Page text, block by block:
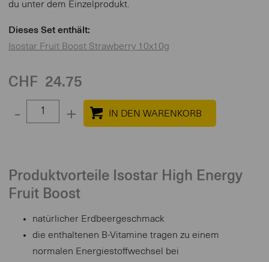
du unter dem Einzelprodukt.
Dieses Set enthält:
Isostar Fruit Boost Strawberry 10x10g
CHF 24.75
- +
quantity
and
100
Produktvorteile Isostar High Energy
Fruit Boost
natürlicher Erdbeergeschmack
die enthaltenen B-Vitamine tragen zu einem
normalen Energiestoffwechsel bei